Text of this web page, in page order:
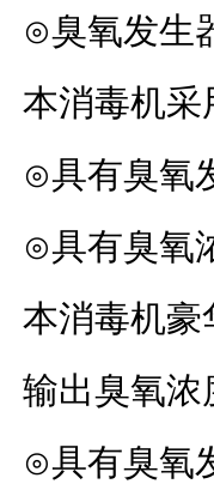
⊙臭氧发生
本消毒机采
⊙具有臭氧
⊙具有臭氧
本消毒机豪
输出臭氧浓度
⊙具有臭氧